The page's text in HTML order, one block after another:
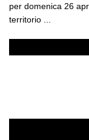
per domenica 26
territorio ...